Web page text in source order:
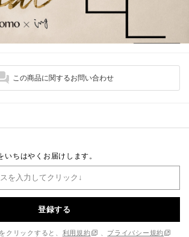
この商品に関するお問い合わせ
ちはやくお届けします。
登録する
クリックすると、 利用規約
プライバシー規約